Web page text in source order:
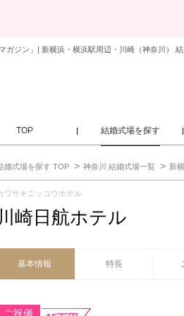
ガジン」| 新横浜・横浜駅周辺・川崎（神奈川）
TOP 結婚式場を探す
婚式場を探す TOP 神奈川 結婚式場一覧 新
ワサキニッコウホテル
川崎日航ホテル
基本情報 特長
ご祝儀